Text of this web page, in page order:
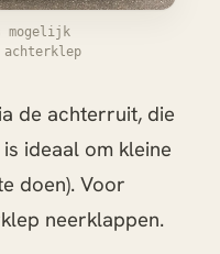
mogelijk
de achterruit, die
ideaal om kleine
doen). Voor
neerklappen.